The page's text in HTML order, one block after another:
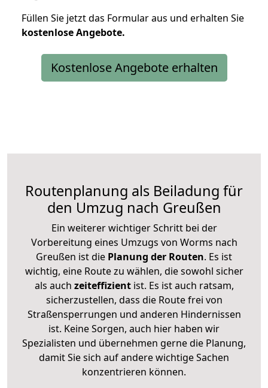
Füllen Sie jetzt das Formular aus und erhalten Sie
kostenloseAngebote.
Kostenlose Angebote erhalten
Routenplanung als Beiladung für
den Umzug nach Greußen
Ein weiterer wichtiger Schritt bei der
Vorbereitung eines Umzugs von Worms nach
Greußen ist die Planung der Routen. Es ist
wichtig, eine Route zu wählen, die sowohl sicher
als auch zeiteffizientist. Es ist auch ratsam,
sicherzustellen, dass die Route frei von
Straßensperrungen und anderen Hindernissen
ist. Keine Sorgen, auch hier haben wir
Spezialisten und übernehmen gerne die Planung,
damit Sie sich auf andere wichtige Sachen
konzentrieren können.